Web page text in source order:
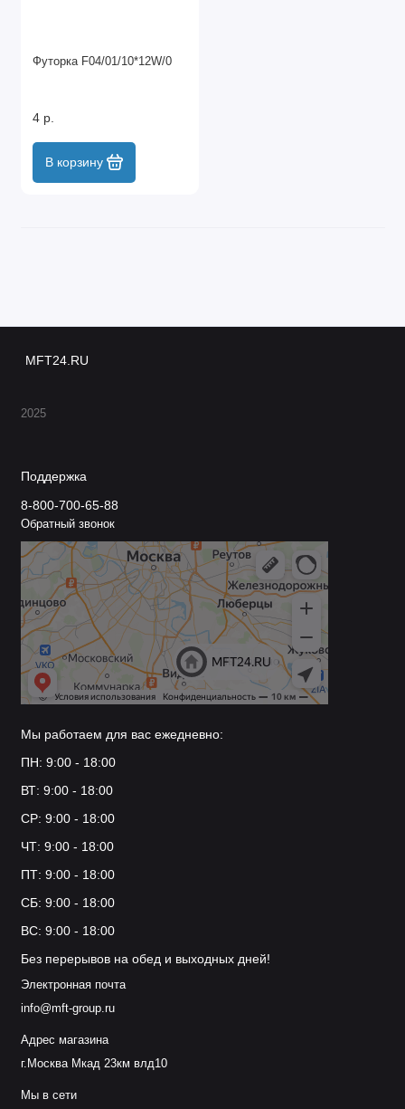
Футорка F04/01/10*12W/0
4 р.
В корзину
MFT24.RU
2025
Поддержка
8-800-700-65-88
Обратный звонок
Мы работаем для вас ежедневно:
ПН: 9:00 - 18:00
ВТ: 9:00 - 18:00
СР: 9:00 - 18:00
ЧТ: 9:00 - 18:00
ПТ: 9:00 - 18:00
СБ: 9:00 - 18:00
ВС: 9:00 - 18:00
Без перерывов на обед и выходных дней!
Электронная почта
info@mft-group.ru
Адрес магазина
г.Москва Мкад 23км влд10
Мы в сети